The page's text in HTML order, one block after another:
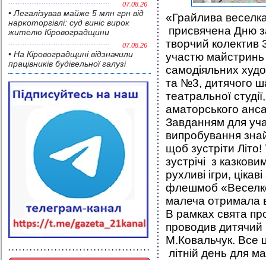
07.08.26
• Легалізував майже 5 млн грн від
наркоторгівлі: суд виніс вирок
жителю Кіровоградщини
07.08.26
• На Кіровоградщині відзначили
працівників будівельної галузі
«Грайлива
присвячена Дню
творчий колектив
участю майстринь
самодіяльних
та №3, дитячого
театральної
аматорського
Завданням для
випробування
щоб зустріти
зустрічі з
рухливі ігри,
флешмоб
малеча отримала
В рамках свята
проводив дитячий
М.Ковальчук. Все
літній день для